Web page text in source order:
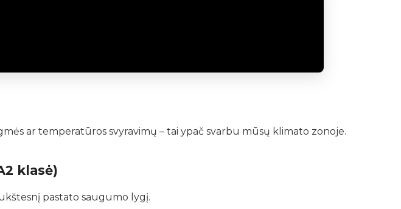
ar temperatūros svyravimų – tai ypač svarbu mūsų klimato zonoje.
klasė)
pastato saugumo lygį.